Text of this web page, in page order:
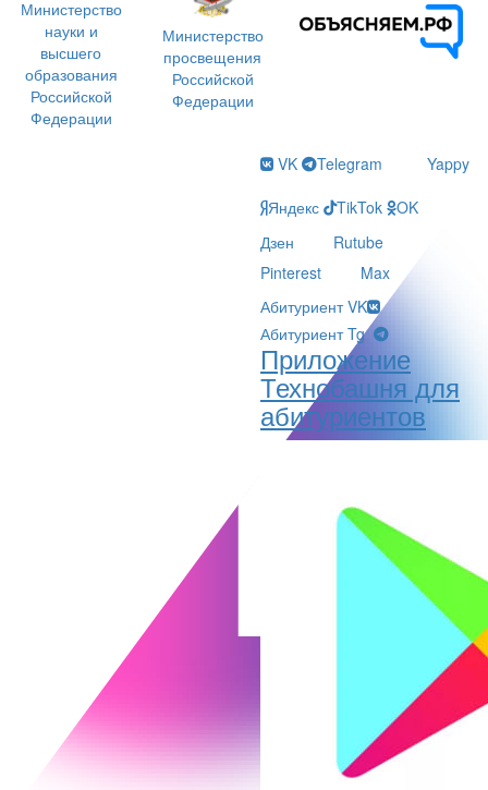
Министерство
науки и
высшего
образования
Российской
Федерации
Министерство
просвещения
Российской
Федерации
VK Telegram
Yappy
Яндекс
TikTok
OK
Дзен
Rutube
Pinterest
Max
Абитуриент VK
Абитуриент Tg
Приложение
Технобашня для
абитуриентов